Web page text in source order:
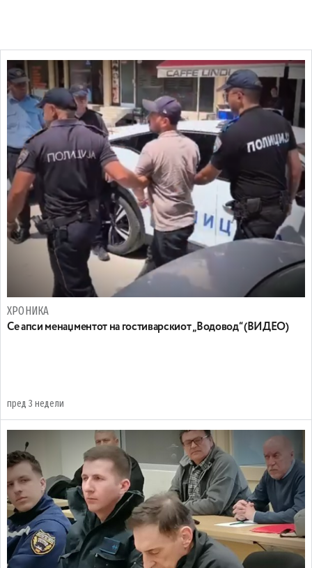
ХРОНИКА
Се апси менаџментот на гостиварскиот „Водовод“ (ВИДЕО)
пред 3 недели